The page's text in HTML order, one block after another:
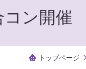
ン開催
トップページ